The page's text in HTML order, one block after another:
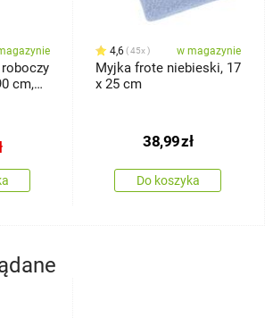
cm,
4,6 45x w magazynie
Myjka frote niebieski, 17
x 25 cm
38,99zł
Do koszyka